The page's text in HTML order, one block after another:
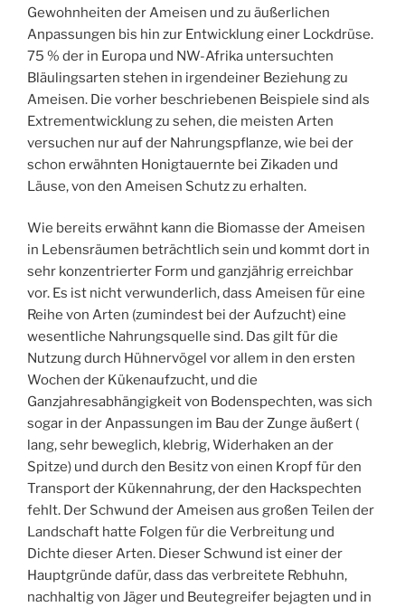
Gewohnheiten der Ameisen und zu äußerlichen
Anpassungen bis hin zur Entwicklung einer Lockdrüse.
75 % der in Europa und NW-Afrika untersuchten
Bläulingsarten stehen in irgendeiner Beziehung zu
Ameisen. Die vorher beschriebenen Beispiele sind als
Extrementwicklung zu sehen, die meisten Arten
versuchen nur auf der Nahrungspflanze, wie bei der
schon erwähnten Honigtauernte bei Zikaden und
Läuse, von den Ameisen Schutz zu erhalten.
Wie bereits erwähnt kann die Biomasse der Ameisen
in Lebensräumen beträchtlich sein und kommt dort in
sehr konzentrierter Form und ganzjährig erreichbar
vor. Es ist nicht verwunderlich, dass Ameisen für eine
Reihe von Arten (zumindest bei der Aufzucht) eine
wesentliche Nahrungsquelle sind. Das gilt für die
Nutzung durch Hühnervögel vor allem in den ersten
Wochen der Kükenaufzucht, und die
Ganzjahresabhängigkeit von Bodenspechten, was sich
sogar in der Anpassungen im Bau der Zunge äußert (
lang, sehr beweglich, klebrig, Widerhaken an der
Spitze) und durch den Besitz von einen Kropf für den
Transport der Kükennahrung, der den Hackspechten
fehlt. Der Schwund der Ameisen aus großen Teilen der
Landschaft hatte Folgen für die Verbreitung und
Dichte dieser Arten. Dieser Schwund ist einer der
Hauptgründe dafür, dass das verbreitete Rebhuhn,
nachhaltig von Jäger und Beutegreifer bejagten und in